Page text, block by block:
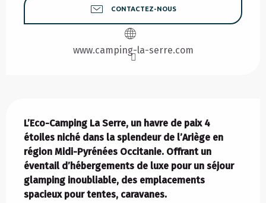
CONTACTEZ-NOUS
www.camping-la-serre.com
L’Eco-Camping La Serre, un havre de paix 4
étoiles niché dans la splendeur de l’Ariège en
région Midi-Pyrénées Occitanie. Offrant un
éventail d’hébergements de luxe pour un séjour
glamping inoubliable, des emplacements
spacieux pour tentes, caravanes.